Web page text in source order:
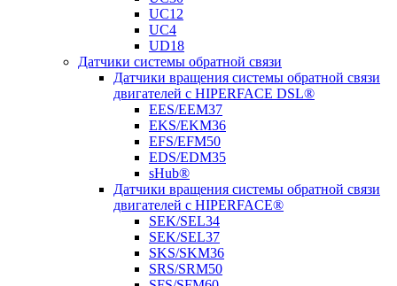
UC12
UC4
UD18
Датчики системы обратной связи
Датчики вращения системы обратной связи
двигателей с HIPERFACE DSL®
EES/EEM37
EKS/EKM36
EFS/EFM50
EDS/EDM35
sHub®
Датчики вращения системы обратной связи
двигателей с HIPERFACE®
SEK/SEL34
SEK/SEL37
SKS/SKM36
SRS/SRM50